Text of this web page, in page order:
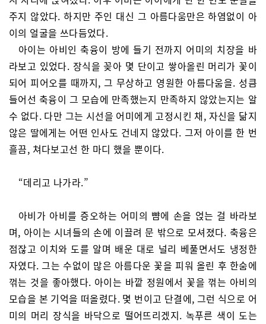
주지 않았다. 하지만 주인 대신 그 아름다움만은 하염없이 아
이의 얼굴을 쓰다듬었다.
아이는 아비인 축융이 방에 들기 전까지 어미의 치장을 바
라보고 있었다. 장식을 꽂아 몇 단이고 쌓아올린 머리가 꽃이
되어 피어오를 때까지, 그 무상하고 영원한 아름다움을. 성큼
들어선 축융이 그 모습에 만족했는지 만족하지 않았는지는 알
수 없다. 다만 그는 시선을 어미에게 고정시킨 채, 자신을 닮지
않은 딸에게는 어떤 인사도 건네지 않았다. 그저 아이를 한 번
흘끔, 쳐다보고선 한 마디 했을 뿐이다.
“데리고 나가라.”
아비가 아비를 증오하는 어미의 뺨에 손을 얹는 걸 바라보
며, 아이는 시녀들의 손에 이끌려 문 밖으로 모셔졌다. 축융은
점잖고 이치와 도를 알며 배운 대로 널리 베풀면서도 냉정한
자였다. 그는 수없이 많은 아름다운 꽃을 피워 올린 후 한숨에
꺾는 것을 좋아했다. 아이는 바깥 정원에서 꽃을 꺾는 아비의
모습을 본 기억을 떠올렸다. 몇 번이고 단결에, 그런 식으로 어
미의 머리 장식을 바닥으로 떨어뜨리겠지. 녹푸른 색이 도는